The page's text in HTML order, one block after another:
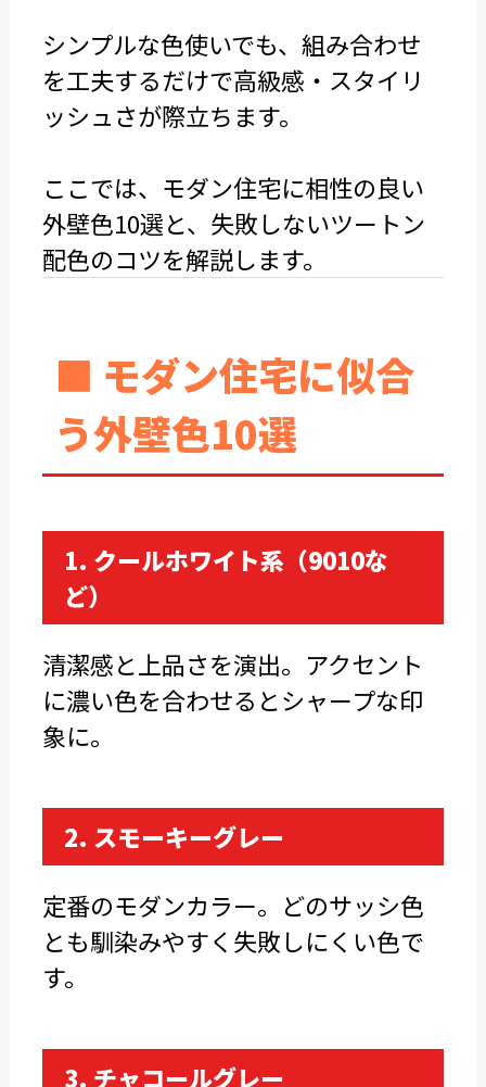
シンプルな色使いでも、組み合わせ
を工夫するだけで高級感・スタイリ
ッシュさが際立ちます。
ここでは、モダン住宅に相性の良い
外壁色10選と、失敗しないツートン
配色のコツを解説します。
■ モダン住宅に似合
う外壁色10選
1. クールホワイト系（9010な
ど）
清潔感と上品さを演出。アクセント
に濃い色を合わせるとシャープな印
象に。
2. スモーキーグレー
定番のモダンカラー。どのサッシ色
とも馴染みやすく失敗しにくい色で
す。
3. チャコールグレー